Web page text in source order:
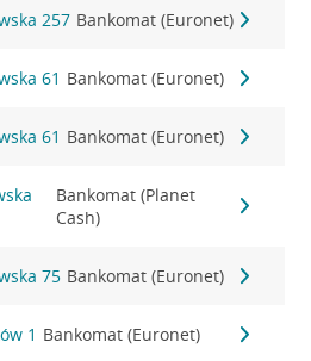
257 Bankomat (Euronet)
61 Bankomat (Euronet)
61 Bankomat (Euronet)
Bankomat (Planet
Cash)
75 Bankomat (Euronet)
1 Bankomat (Euronet)